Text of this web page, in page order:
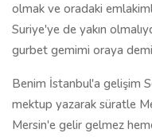
olmak ve oradaki
Suriye'ye de yakın
gurbet gemimi oraya
Benim İstanbul'a gelişim
mektup yazarak süratle
Mersin'e gelir gelmez